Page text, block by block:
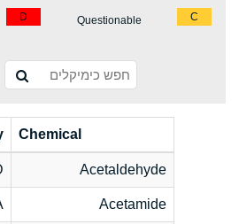
C
Questionable
D
Chemical
Acetaldehyde
Acetamide